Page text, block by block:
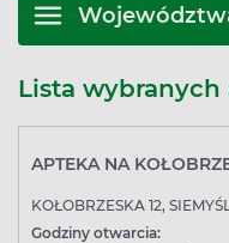
Lista wybranych
APTEKA NA
KOŁOBRZESKA 12,
Godziny otwarcia: